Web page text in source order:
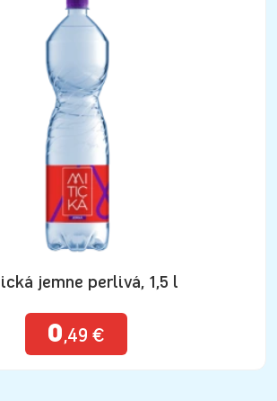
jemne perlivá, 1,5 l
0 ,49 €